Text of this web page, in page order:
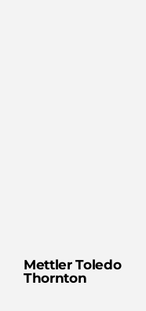
Mettler Toledo
Thornton